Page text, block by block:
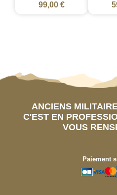
99,00 €
ANCIENS
C'EST EN
VOUS
Paiement